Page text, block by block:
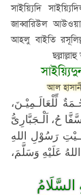
সাইয়্যিদি
জাব্বারিউল
আহলু বাইতি
আল
لِّلْعَالَـمِيْـنَ،
حُ، اَلْـجَبَّارِىُّ
رَسُوْلِ اللهِ
عَلَيْهِ وَسَلَّمَ،